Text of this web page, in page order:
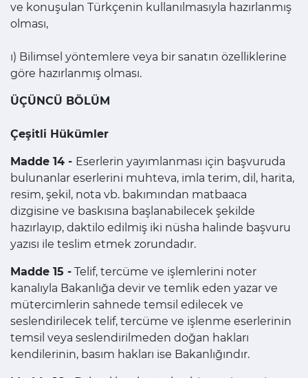
ve konuşulan Türkçenin kullanılmasıyla hazırlanmış
olması,
ı) Bilimsel yöntemlere veya bir sanatın özelliklerine
göre hazırlanmış olması.
ÜÇÜNCÜ BÖLÜM
Çeşitli Hükümler
Madde 14 - Eserlerin yayımlanması için başvuruda
bulunanlar eserlerini muhteva, imla terim, dil, harita,
resim, şekil, nota vb. bakımından matbaaca
dizgisine ve baskısına başlanabilecek şekilde
hazırlayıp, daktilo edilmiş iki nüsha halinde başvuru
yazısı ile teslim etmek zorundadır.
Madde 15 - Telif, tercüme ve işlemlerini noter
kanalıyla Bakanlığa devir ve temlik eden yazar ve
mütercimlerin sahnede temsil edilecek ve
seslendirilecek telif, tercüme ve işlenme eserlerinin
temsil veya seslendirilmeden doğan hakları
kendilerinin, basım hakları ise Bakanlığındır.